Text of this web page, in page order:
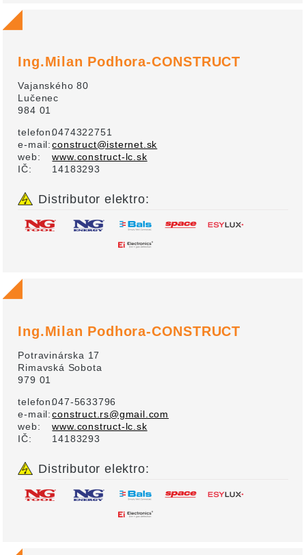
Ing.Milan Podhora-CONSTRUCT
Vajanského 80
Lučenec
984 01
telefon:0474322751
e-mail: construct@isternet.sk
web:
www.construct-lc.sk
IČ:
14183293
Distributor elektro:
Ing.Milan Podhora-CONSTRUCT
Potravinárska 17
Rimavská Sobota
979 01
telefon:047-5633796
e-mail: construct.rs@gmail.com
web:
www.construct-lc.sk
IČ:
14183293
Distributor elektro: